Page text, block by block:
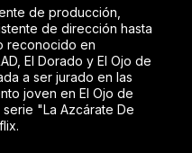
de producción,
de dirección hasta
reconocido en
El Dorado y El Ojo de
a ser jurado en las
joven en El Ojo de
"La Azcárate De